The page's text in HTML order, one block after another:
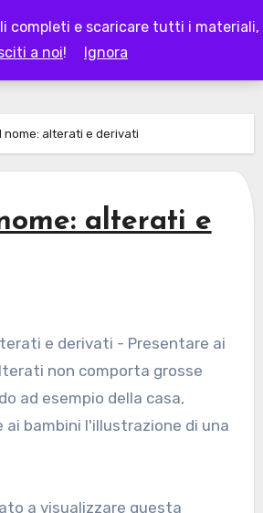
completi e scaricare tutti i materiali,
a noi! Ignora
nome: alterati e derivati
alterati e
non comporta grosse
ad esempio della casa,
ai bambini l'illustrazione di una